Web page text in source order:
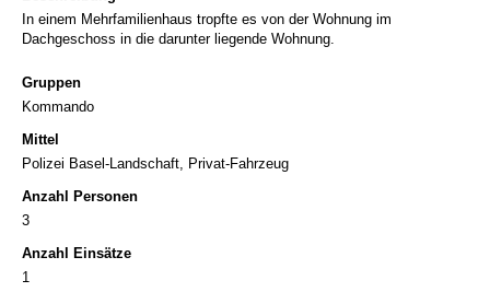
In einem Mehrfamilienhaus tropfte es von der Wohnung im
Dachgeschoss in die darunter liegende Wohnung.
Gruppen
Kommando
Mittel
Polizei Basel-Landschaft, Privat-Fahrzeug
Anzahl Personen
3
Anzahl Einsätze
1